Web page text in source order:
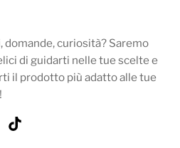
domande, curiosità? Saremo
di guidarti nelle tue scelte e
il prodotto più adatto alle tue
Instagram